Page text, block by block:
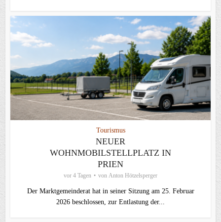
Tourismus
NEUER
WOHNMOBILSTELLPLATZ IN
PRIEN
vor 4 Tagen von Anton Hötzelsperger
Der Marktgemeinderat hat in seiner Sitzung am 25. Februar
2026 beschlossen, zur Entlastung der...